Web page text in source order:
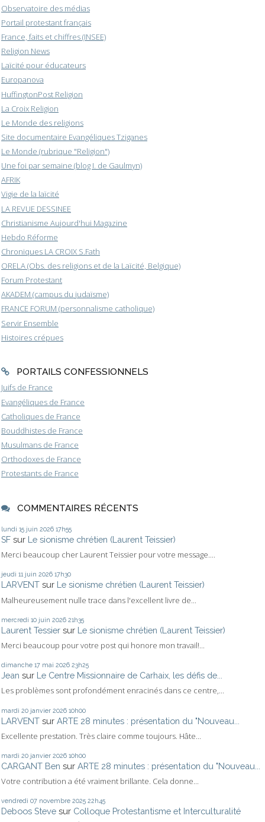
Observatoire des médias
Portail protestant français
France, faits et chiffres (INSEE)
Religion News
Laïcité pour éducateurs
Europanova
HuffingtonPost Religion
La Croix Religion
Le Monde des religions
Site documentaire Evangéliques Tziganes
Le Monde (rubrique "Religion")
Une foi par semaine (blog I. de Gaulmyn)
AFRIK
Vigie de la laïcité
LA REVUE DESSINEE
Christianisme Aujourd'hui Magazine
Hebdo Réforme
Chroniques LA CROIX S.Fath
ORELA (Obs. des religions et de la Laïcité, Belgique)
Forum Protestant
AKADEM (campus du judaïsme)
FRANCE FORUM (personnalisme catholique)
Servir Ensemble
Histoires crépues
PORTAILS CONFESSIONNELS
Juifs de France
Evangéliques de France
Catholiques de France
Bouddhistes de France
Musulmans de France
Orthodoxes de France
Protestants de France
COMMENTAIRES RÉCENTS
lundi 15 juin 2026 17h55
SF sur Le sionisme chrétien (Laurent Teissier)
Merci beaucoup cher Laurent Teissier pour votre message....
jeudi 11 juin 2026 17h30
LARVENT sur Le sionisme chrétien (Laurent Teissier)
Malheureusement nulle trace dans l'excellent livre de...
mercredi 10 juin 2026 21h35
Laurent Tessier sur Le sionisme chrétien (Laurent Teissier)
Merci beaucoup pour votre post qui honore mon travail!...
dimanche 17 mai 2026 23h25
Jean sur Le Centre Missionnaire de Carhaix, les défis de...
Les problèmes sont profondément enracinés dans ce centre,...
mardi 20 janvier 2026 10h00
LARVENT sur ARTE 28 minutes : présentation du "Nouveau...
Excellente prestation. Très claire comme toujours. Hâte...
mardi 20 janvier 2026 10h00
CARGANT Ben sur ARTE 28 minutes : présentation du "Nouveau...
Votre contribution a été vraiment brillante. Cela donne...
vendredi 07 novembre 2025 22h45
Deboos Steve sur Colloque Protestantisme et Interculturalité